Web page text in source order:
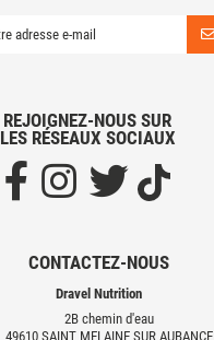
CONTACTEZ-NOUS
Dravel Nutrition
2B chemin d'eau
49610 SAINT MELAINE SUR AUBANCE
REJOIGNEZ-NOUS SUR
LES RÉSEAUX SOCIAUX